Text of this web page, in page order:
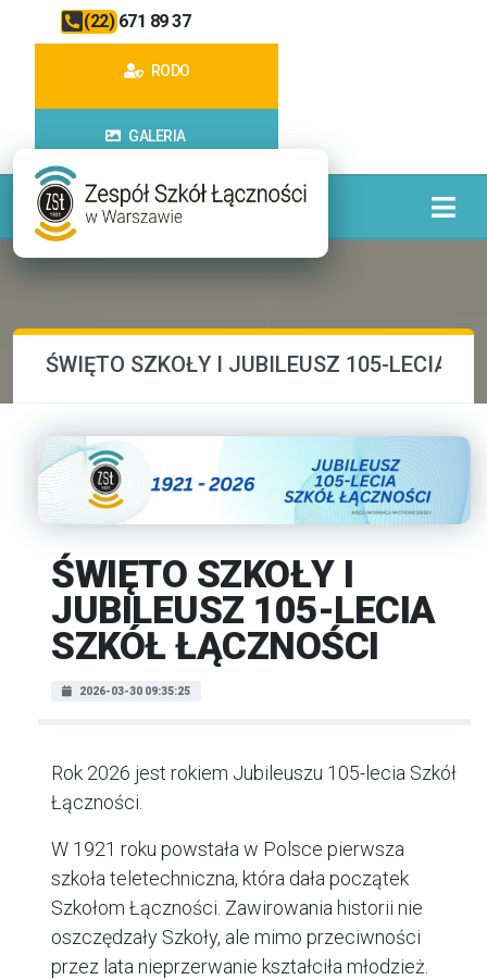
(22) 671 89 37
RODO
GALERIA
ŚWIĘTO SZKOŁY I JUBILEUSZ 105-LECIA
ŚWIĘTO SZKOŁY I
JUBILEUSZ 105-LECIA
SZKÓŁ ŁĄCZNOŚCI
2026-03-30 09:35:25
Rok 2026 jest rokiem Jubileuszu 105-lecia Szkół
Łączności.
W 1921 roku powstała w Polsce pierwsza
szkoła teletechniczna, która dała początek
Szkołom Łączności. Zawirowania historii nie
oszczędzały Szkoły, ale mimo przeciwności
przez lata nieprzerwanie kształciła młodzież.